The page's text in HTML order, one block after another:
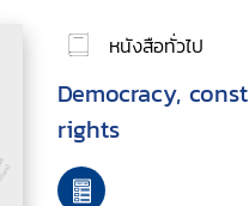
หนังสือทั่วไป
Democracy,
rights